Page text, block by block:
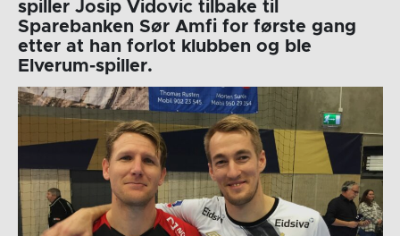
spiller Josip Vidovic tilbake til
Sparebanken Sør Amfi for første gang
etter at han forlot klubben og ble
Elverum-spiller.